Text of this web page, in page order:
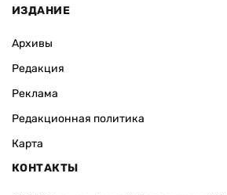
ИЗДАНИЕ
Архивы
Редакция
Реклама
Редакционная политика
Карта
КОНТАКТЫ